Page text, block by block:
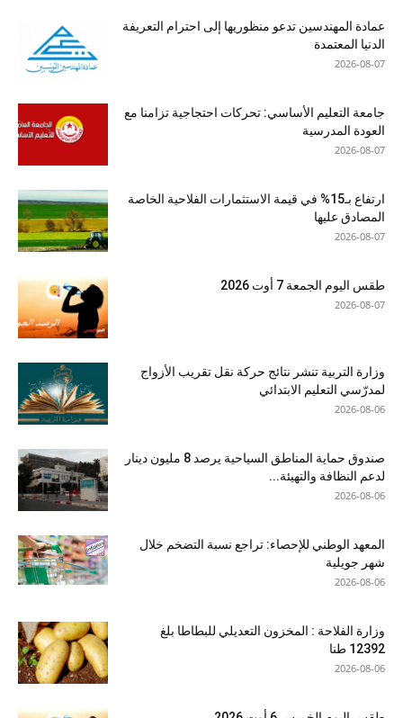
عمادة المهندسين تدعو منظوريها إلى احترام التعريفة
الدنيا المعتمدة
2026-08-07
جامعة التعليم الأساسي: تحركات احتجاجية تزامنا مع
العودة المدرسية
2026-08-07
ارتفاع بـ15% في قيمة الاستثمارات الفلاحية الخاصة
المصادق عليها
2026-08-07
طقس اليوم الجمعة 7 أوت 2026
2026-08-07
وزارة التربية تنشر نتائج حركة نقل تقريب الأزواج
لمدرّسي التعليم الابتدائي
2026-08-06
صندوق حماية المناطق السياحية يرصد 8 مليون دينار
لدعم النظافة والتهيئة...
2026-08-06
المعهد الوطني للإحصاء: تراجع نسبة التضخم خلال
شهر جويلية
2026-08-06
وزارة الفلاحة : المخزون التعديلي للبطاطا بلغ
12392 طنا
2026-08-06